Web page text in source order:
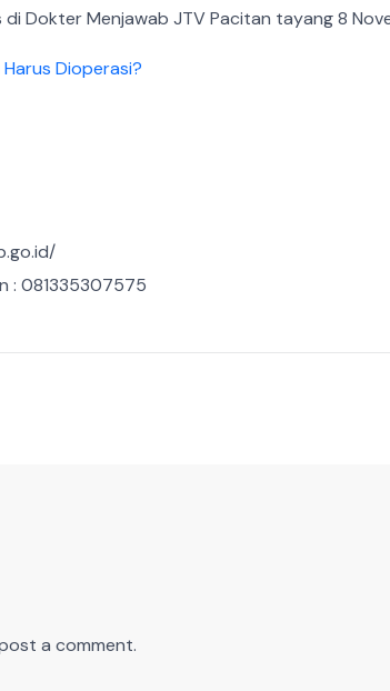
Dokter Menjawab JTV Pacitan tayang 8
Dioperasi?
: 081335307575
a comment.